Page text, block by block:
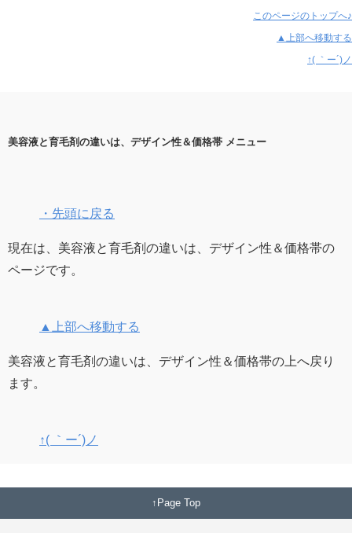
このページのトップへ♪
▲上部へ移動する
↑( ｀ー´)ノ
美容液と育毛剤の違いは、デザイン性＆価格帯 メニュー
・先頭に戻る
現在は、美容液と育毛剤の違いは、デザイン性＆価格帯の
ページです。
▲上部へ移動する
美容液と育毛剤の違いは、デザイン性＆価格帯の上へ戻り
ます。
↑( ｀ー´)ノ
Page Top